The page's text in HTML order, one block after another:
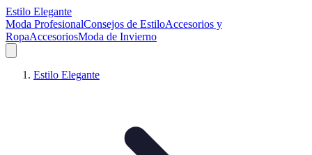
Estilo Elegante
Moda ProfesionalConsejos de EstiloAccesorios y
RopaAccesoriosModa de Invierno
Estilo Elegante